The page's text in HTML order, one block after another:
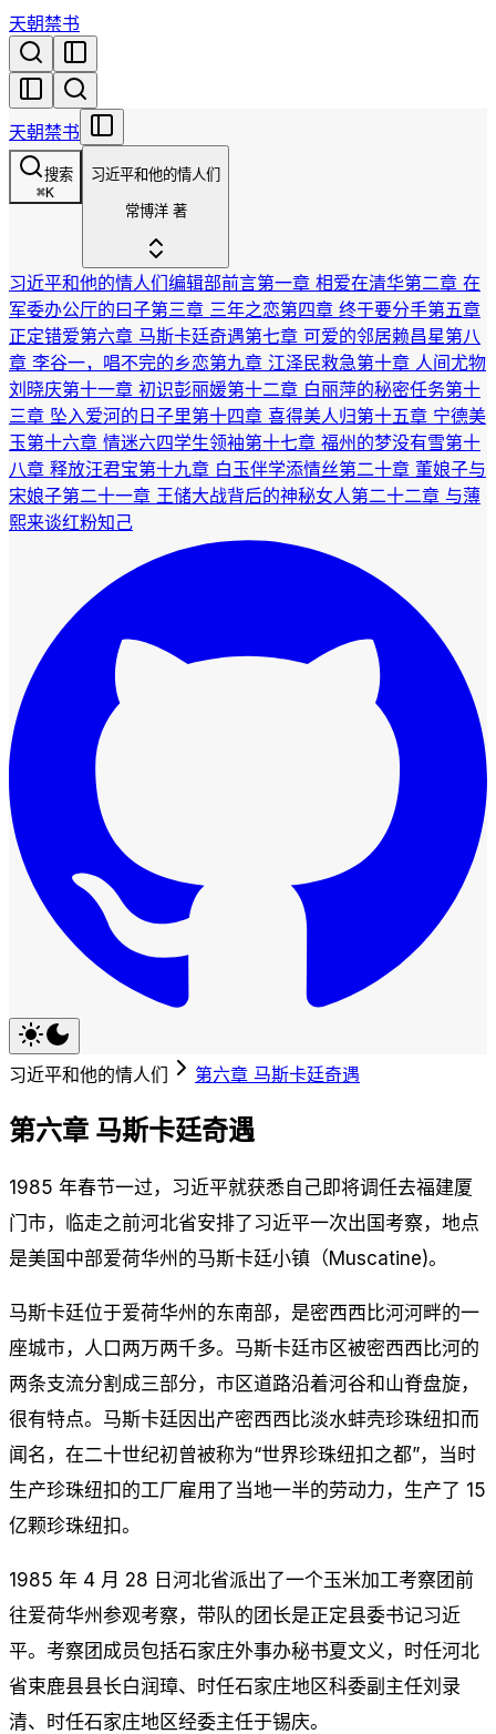
天朝禁书
天朝禁书
搜索
⌘K
习近平和他的情人们
常博洋 著
习近平和他的情人们编辑部前言第一章 相爱在清华第二章 在
军委办公厅的曰子第三章 三年之恋第四章 终于要分手第五章
正定错爱第六章 马斯卡廷奇遇第七章 可爱的邻居赖昌星第八
章 李谷一，唱不完的乡恋第九章 江泽民救急第十章 人间尤物
刘晓庆第十一章 初识彭丽媛第十二章 白丽萍的秘密任务第十
三章 坠入爱河的日子里第十四章 喜得美人归第十五章 宁德美
玉第十六章 情迷六四学生领袖第十七章 福州的梦没有雪第十
八章 释放汪君宝第十九章 白玉伴学添情丝第二十章 董娘子与
宋娘子第二十一章 王储大战背后的神秘女人第二十二章 与薄
熙来谈红粉知己
习近平和他的情人们 第六章 马斯卡廷奇遇
第六章 马斯卡廷奇遇
1985 年春节一过，习近平就获悉自己即将调任去福建厦
门市，临走之前河北省安排了习近平一次出国考察，地点
是美国中部爱荷华州的马斯卡廷小镇（Muscatine)。
马斯卡廷位于爱荷华州的东南部，是密西西比河河畔的一
座城市，人口两万两千多。马斯卡廷市区被密西西比河的
两条支流分割成三部分，市区道路沿着河谷和山脊盘旋，
很有特点。马斯卡廷因出产密西西比淡水蚌壳珍珠纽扣而
闻名，在二十世纪初曾被称为“世界珍珠纽扣之都”，当时
生产珍珠纽扣的工厂雇用了当地一半的劳动力，生产了 15
亿颗珍珠纽扣。
1985 年 4 月 28 日河北省派出了一个玉米加工考察团前
往爱荷华州参观考察，带队的团长是正定县委书记习近
平。考察团成员包括石家庄外事办秘书夏文义，时任河北
省束鹿县县长白润璋、时任石家庄地区科委副主任刘录
清、时任石家庄地区经委主任于锡庆。